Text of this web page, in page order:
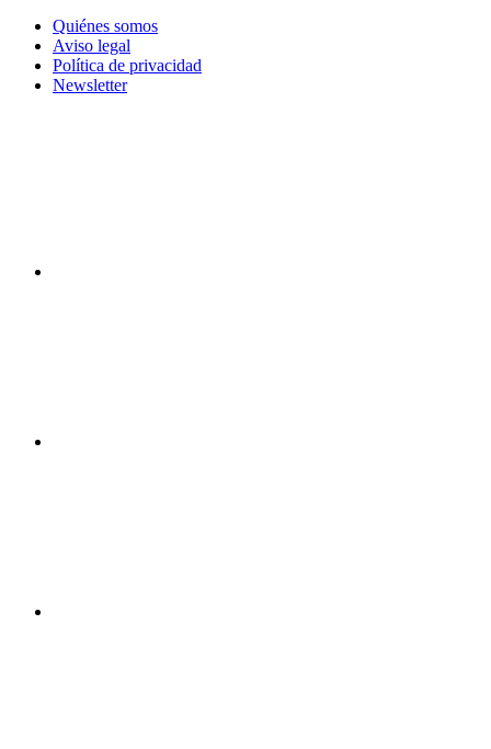
Quiénes somos
Aviso legal
Política de privacidad
Newsletter